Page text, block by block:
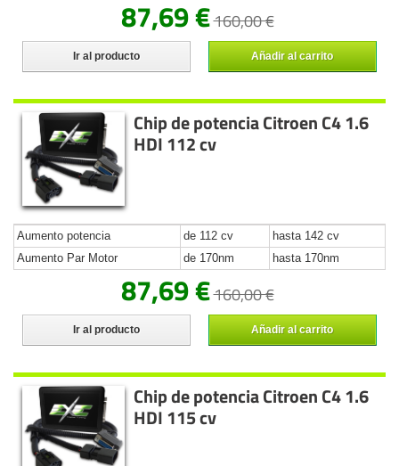
87,69 €160,00 €
Ir al producto Añadir al carrito
Chip de potencia Citroen C4 1.6
HDI 112 cv
Aumento potencia de 112 cv
hasta 142 cv
Aumento Par Motor
de 170nm hasta 170nm
87,69 €160,00 €
Ir al producto Añadir al carrito
Chip de potencia Citroen C4 1.6
HDI 115 cv